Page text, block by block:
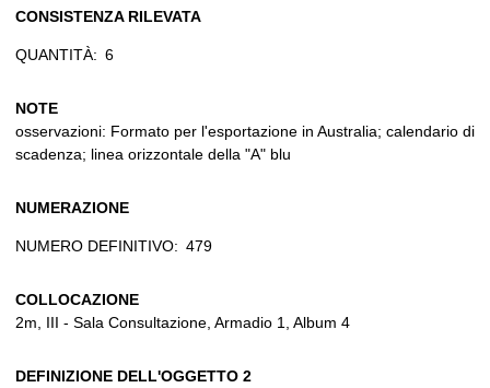
CONSISTENZA RILEVATA
QUANTITÀ: 6
NOTE
osservazioni: Formato per l'esportazione in Australia; calendario di
scadenza; linea orizzontale della "A" blu
NUMERAZIONE
NUMERO DEFINITIVO: 479
COLLOCAZIONE
2m, III - Sala Consultazione, Armadio 1, Album 4
DEFINIZIONE DELL'OGGETTO 2